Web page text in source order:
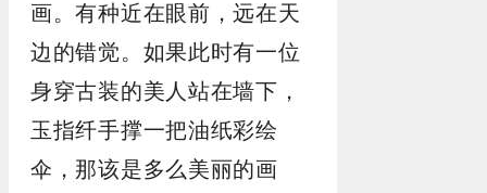
画。有种近在眼前，远在天
边的错觉。如果此时有一位
身穿古装的美人站在墙下，
玉指纤手撑一把油纸彩绘
伞，那该是多么美丽的画